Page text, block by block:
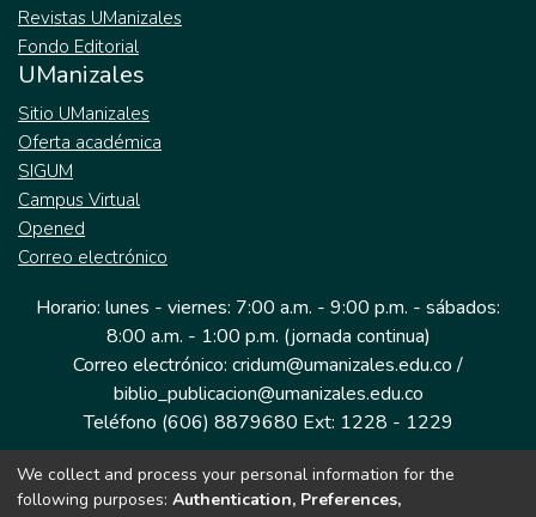
Revistas UManizales
Fondo Editorial
UManizales
Sitio UManizales
Oferta académica
SIGUM
Campus Virtual
Opened
Correo electrónico
Horario: lunes - viernes: 7:00 a.m. - 9:00 p.m. - sábados:
8:00 a.m. - 1:00 p.m. (jornada continua)
Correo electrónico: cridum@umanizales.edu.co /
biblio_publicacion@umanizales.edu.co
Teléfono (606) 8879680 Ext: 1228 - 1229
Dirección: Cra 9 a # 19-03 Edificio histórico, piso 1
Manizales, Caldas
We collect and process your personal information for the
following purposes: Authentication, Preferences,